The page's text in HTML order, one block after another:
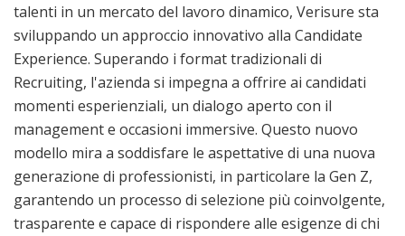
talenti in un mercato del lavoro dinamico, Verisure sta
sviluppando un approccio innovativo alla Candidate
Experience. Superando i format tradizionali di
Recruiting, l'azienda si impegna a offrire ai candidati
momenti esperienziali, un dialogo aperto con il
management e occasioni immersive. Questo nuovo
modello mira a soddisfare le aspettative di una nuova
generazione di professionisti, in particolare la Gen Z,
garantendo un processo di selezione più coinvolgente,
trasparente e capace di rispondere alle esigenze di chi